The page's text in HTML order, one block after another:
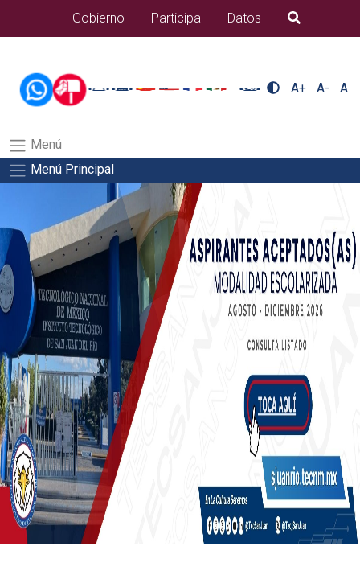
alumnos/titulacionSalida del comando:
Gobierno Participa Datos B�squeda
A+ A- A
Menú
Menú Principal